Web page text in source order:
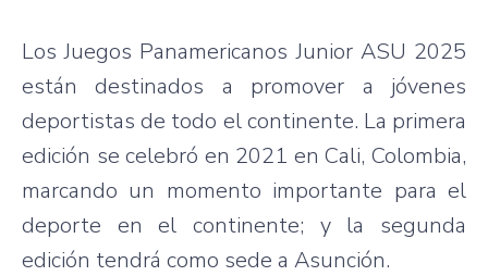
Los Juegos Panamericanos Junior ASU 2025
están destinados a promover a jóvenes
deportistas de todo el continente. La primera
edición se celebró en 2021 en Cali, Colombia,
marcando un momento importante para el
deporte en el continente; y la segunda
edición tendrá como sede a Asunción.